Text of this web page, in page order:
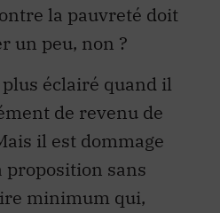
la pauvreté doit
un peu, non ?
éclairé quand il
de revenu de
il est dommage
proposition sans
minimum qui,